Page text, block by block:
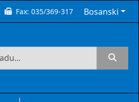
Fax:035/369-317 Bosanski